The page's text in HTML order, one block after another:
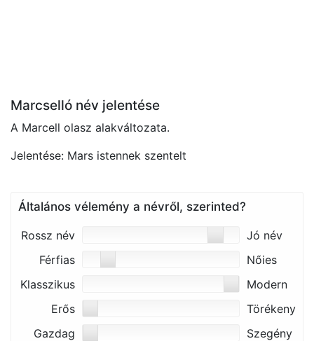
Marcselló név jelentése
A Marcell olasz alakváltozata.
Jelentése: Mars istennek szentelt
Általános vélemény a névről, szerinted?
Rossz név
Jó név
Férfias
Nőies
Klasszikus
Modern
Erős
Törékeny
Gazdag
Szegény